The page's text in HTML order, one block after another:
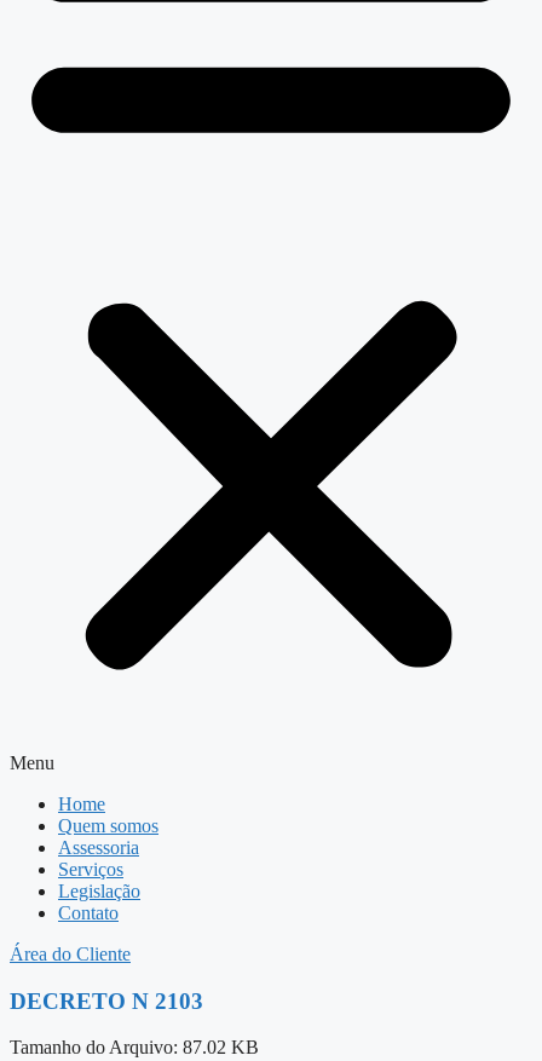
Menu
Home
Quem somos
Assessoria
Serviços
Legislação
Contato
Área do Cliente
DECRETO N 2103
Tamanho do Arquivo: 87.02 KB